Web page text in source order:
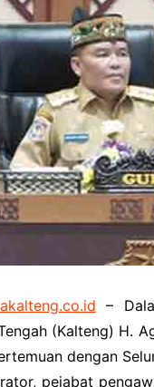
DPRD
DPRD
DPRD
DPRD
DPRD
DPRD
DPRD
–
(Kalteng) H.
dengan
pejabat